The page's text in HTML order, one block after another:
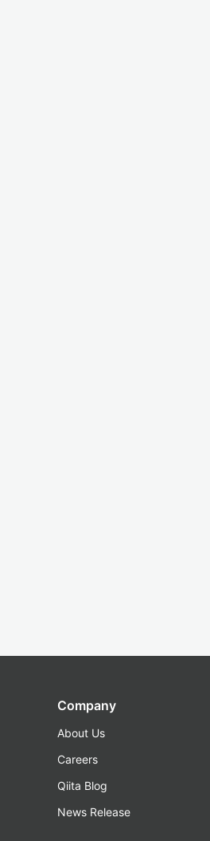
Company
About Us
Careers
Qiita Blog
News Release